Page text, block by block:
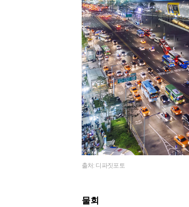
출처: 디파짓포토
물회